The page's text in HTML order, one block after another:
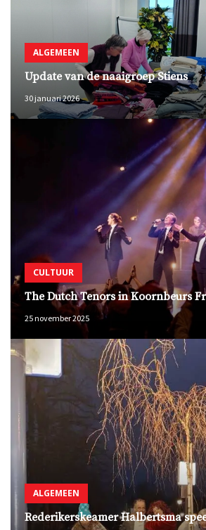
ALGEMEEN
Update van de naaigroep Stiens
30 januari 2026
CULTUUR
The Dutch Tenors in Koornbeurs
25 november 2025
ALGEMEEN
Rederikerskeamer Halbertsma